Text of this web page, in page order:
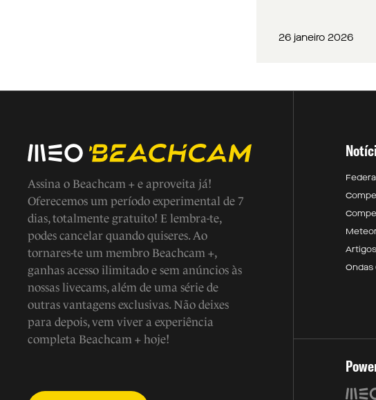
26 janeiro 2026
Assina o Beachcam + e aproveita já!
Oferecemos um período experimental de 7
dias, totalmente gratuito! E lembra-te,
podes cancelar quando quiseres. Ao
tornares-te um membro Beachcam +,
ganhas acesso ilimitado e sem anúncios às
nossas livecams, além de uma série de
outras vantagens exclusivas. Não deixes
para depois, vem viver a experiência
completa Beachcam + hoje!
Ondas